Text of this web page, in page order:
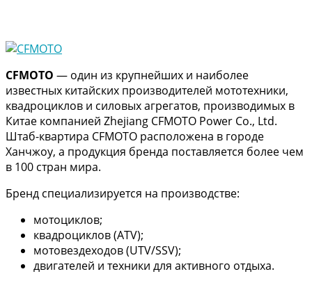
CFMOTO — один из крупнейших и наиболее
известных китайских производителей мототехники,
квадроциклов и силовых агрегатов, производимых в
Китае компанией Zhejiang CFMOTO Power Co., Ltd.
Штаб-квартира CFMOTO расположена в городе
Ханчжоу, а продукция бренда поставляется более чем
в 100 стран мира.
Бренд специализируется на производстве:
мотоциклов;
квадроциклов (ATV);
мотовездеходов (UTV/SSV);
двигателей и техники для активного отдыха.